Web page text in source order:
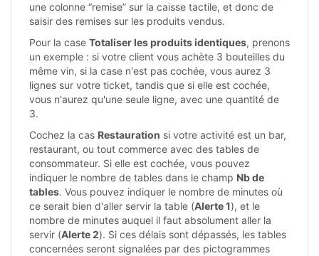
une colonne “remise” sur la caisse tactile, et donc de
saisir des remises sur les produits vendus.
Pour la case Totaliser les produits identiques, prenons
un exemple : si votre client vous achète 3 bouteilles du
même vin, si la case n'est pas cochée, vous aurez 3
lignes sur votre ticket, tandis que si elle est cochée,
vous n'aurez qu'une seule ligne, avec une quantité de
3.
Cochez la cas Restauration si votre activité est un bar,
restaurant, ou tout commerce avec des tables de
consommateur. Si elle est cochée, vous pouvez
indiquer le nombre de tables dans le champ Nb de
tables. Vous pouvez indiquer le nombre de minutes où
ce serait bien d'aller servir la table (Alerte 1), et le
nombre de minutes auquel il faut absolument aller la
servir (Alerte 2). Si ces délais sont dépassés, les tables
concernées seront signalées par des pictogrammes